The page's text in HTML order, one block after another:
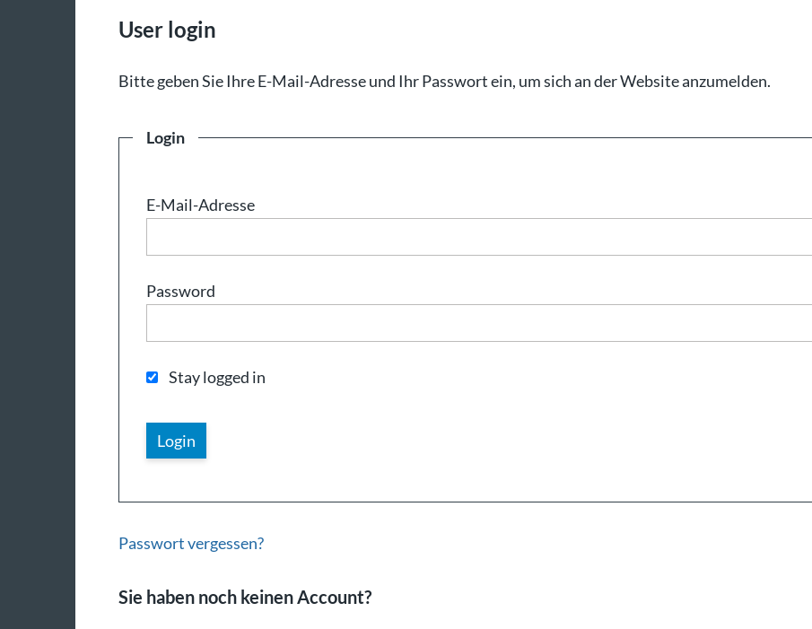
User login
Bit­te ge­ben Sie Ih­re E-Mail-Adresse und Ihr Pass­wort ein, um sich an der Web­site an­zu­mel­den.
Login
E-Mail-Adresse
Password
Stay logged in
Passwort vergessen?
Sie haben noch keinen Account?